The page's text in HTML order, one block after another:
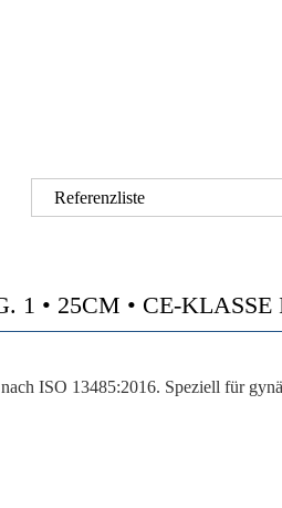
Referenzliste
1 • 25CM • CE-KLASSE
ISO 13485:2016. Speziell für